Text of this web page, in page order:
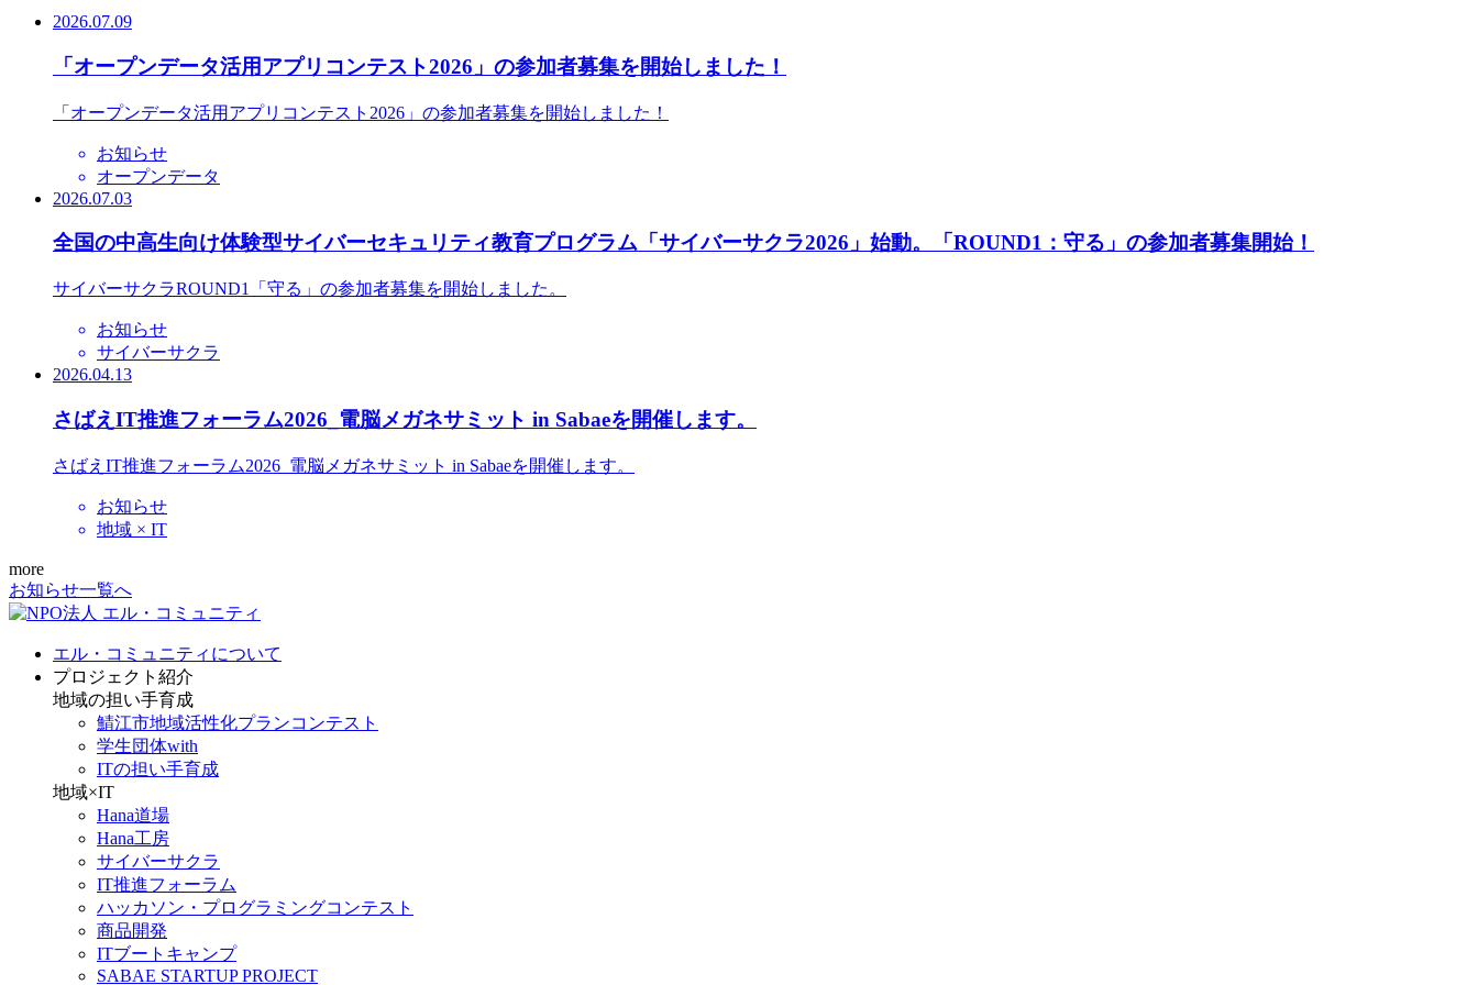
2026.07.09
「オープンデータ活用アプリコンテスト2026」の参加者募集を開始しました！
「オープンデータ活用アプリコンテスト2026」の参加者募集を開始しました！
お知らせ
オープンデータ
2026.07.03
全国の中高生向け体験型サイバーセキュリティ教育プログラム「サイバーサクラ2026」始動。「ROUND1：守る」の参加者募集開始！
サイバーサクラROUND1「守る」の参加者募集を開始しました。
お知らせ
サイバーサクラ
2026.04.13
さばえIT推進フォーラム2026_電脳メガネサミット in Sabaeを開催します。
さばえIT推進フォーラム2026_電脳メガネサミット in Sabaeを開催します。
お知らせ
地域 × IT
more
お知らせ一覧へ
エル・コミュニティについて
プロジェクト紹介
地域の担い手育成
鯖江市地域活性化プランコンテスト
学生団体with
ITの担い手育成
地域×IT
Hana道場
Hana工房
サイバーサクラ
IT推進フォーラム
ハッカソン・プログラミングコンテスト
商品開発
ITブートキャンプ
SABAE STARTUP PROJECT